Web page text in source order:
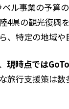
ル事業の予算
4県の観光復興
、特定の地域
現時点では
旅行支援策は